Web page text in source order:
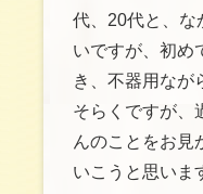
代、20代と、な
いですが、初め
き、不器用なが
そらくですが、
んのことをお見
いこうと思いま